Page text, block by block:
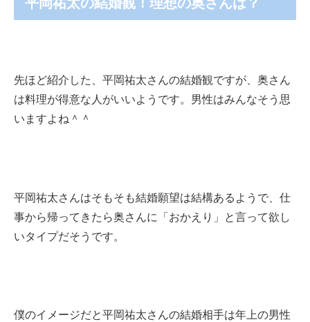
先ほど紹介した、平岡祐太さんの結婚観ですが、奥さん
は料理が得意な人がいいようです。男性はみんなそう思
いますよね＾＾
平岡祐太さんはそもそも結婚願望は結構あるようで、仕
事から帰ってきたら奥さんに「おかえり」と言って欲し
いタイプだそうです。
僕のイメージだと平岡祐太さんの結婚相手は年上の男性